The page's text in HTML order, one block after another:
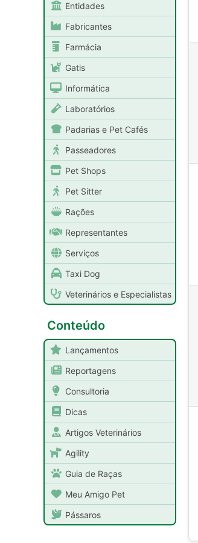
Entidades
Fabricantes
Farmácia
Gatis
Informática
Laboratórios
Padarias e Pet Cafés
Passeadores
Pet Shops
Pet Sitter
Rações
Representantes
Serviços
Taxi Dog
Veterinários e Especialistas
Conteúdo
Lançamentos
Reportagens
Consultoria
Dicas
Artigos Veterinários
Agility
Guia de Raças
Meu Amigo Pet
Pássaros